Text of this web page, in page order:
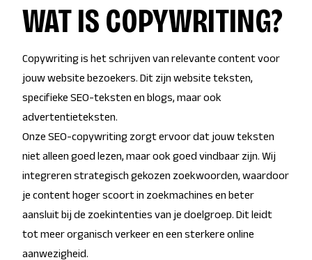
WAT IS COPYWRITING?
Copywriting is het schrijven van relevante content voor
jouw website bezoekers. Dit zijn website teksten,
specifieke SEO-teksten en blogs, maar ook
advertentieteksten.
Onze SEO-copywriting zorgt ervoor dat jouw teksten
niet alleen goed lezen, maar ook goed vindbaar zijn. Wij
integreren strategisch gekozen zoekwoorden, waardoor
je content hoger scoort in zoekmachines en beter
aansluit bij de zoekintenties van je doelgroep. Dit leidt
tot meer organisch verkeer en een sterkere online
aanwezigheid.